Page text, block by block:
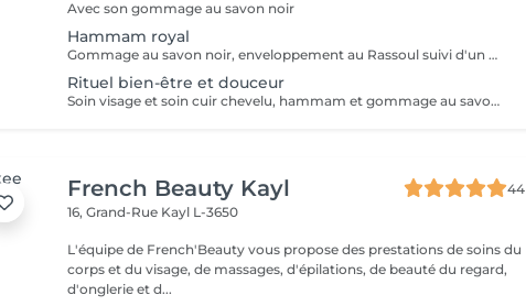
Avec son gommage au savon noir
Hammam royal
Gommage au savon noir, enveloppement au Rassoul suivi d'un massage relaxant
Rituel bien-être et douceur
Soin visage et soin cuir chevelu, hammam et gommage au savon noir suivi d'un massage relaxant
French Beauty Kayl
44
16, Grand-Rue Kayl L-3650
L'équipe de French'Beauty vous propose des prestations de soins du
corps et du visage, de massages, d'épilations, de beauté du regard,
d'onglerie et d...